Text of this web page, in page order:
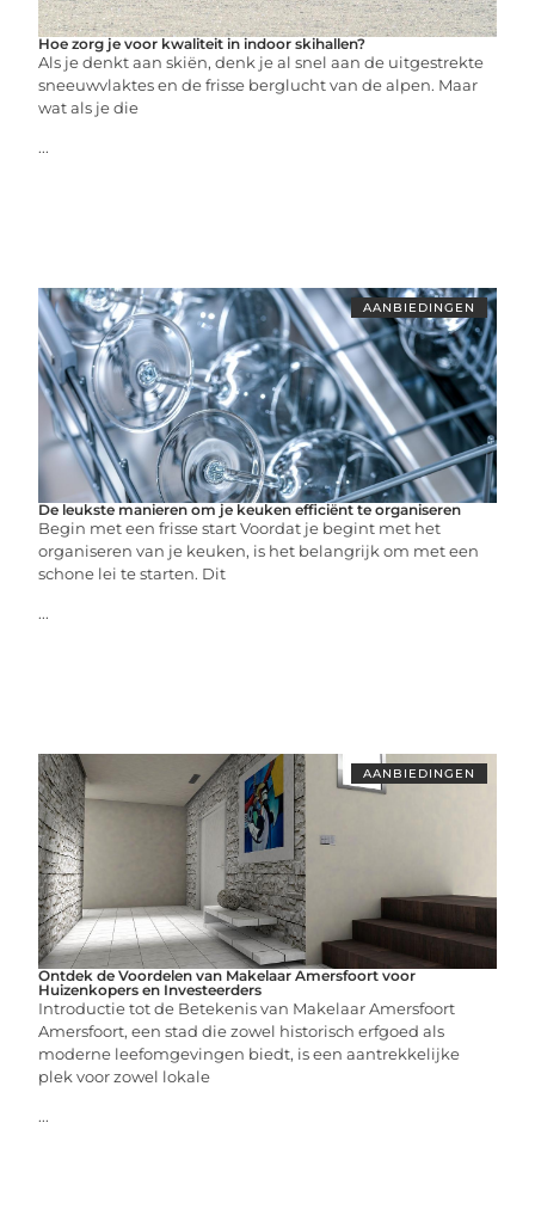
Hoe zorg je voor kwaliteit in indoor skihallen?
Als je denkt aan skiën, denk je al snel aan de uitgestrekte
sneeuwvlaktes en de frisse berglucht van de alpen. Maar
wat als je die
...
AANBIEDINGEN
De leukste manieren om je keuken efficiënt te organiseren
Begin met een frisse start Voordat je begint met het
organiseren van je keuken, is het belangrijk om met een
schone lei te starten. Dit
...
AANBIEDINGEN
Ontdek de Voordelen van Makelaar Amersfoort voor
Huizenkopers en Investeerders
Introductie tot de Betekenis van Makelaar Amersfoort
Amersfoort, een stad die zowel historisch erfgoed als
moderne leefomgevingen biedt, is een aantrekkelijke
plek voor zowel lokale
...